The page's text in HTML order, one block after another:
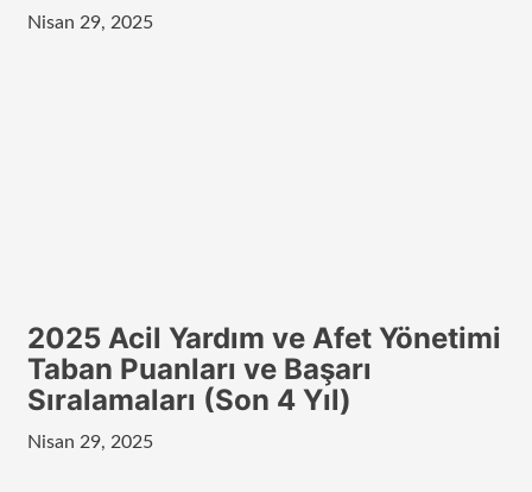
Nisan 29, 2025
2025 Acil Yardım ve Afet Yönetimi
Taban Puanları ve Başarı
Sıralamaları (Son 4 Yıl)
Nisan 29, 2025